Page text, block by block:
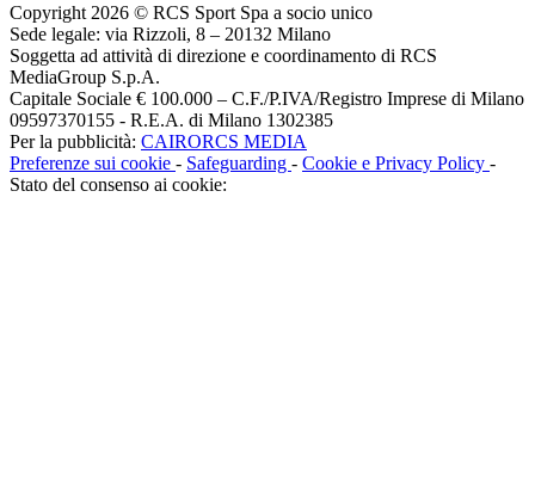
Copyright 2026 © RCS Sport Spa a socio unico
Sede legale: via Rizzoli, 8 – 20132 Milano
Soggetta ad attività di direzione e coordinamento di RCS
MediaGroup S.p.A.
Capitale Sociale € 100.000 – C.F./P.IVA/Registro Imprese di Milano
09597370155 - R.E.A. di Milano 1302385
Per la pubblicità: CAIRORCS MEDIA
Preferenze sui cookie - Safeguarding - Cookie e Privacy Policy -
Stato del consenso ai cookie: